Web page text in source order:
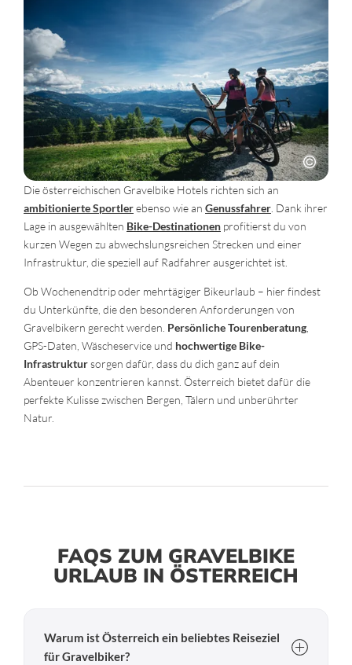
Die österreichischen Gravelbike Hotels richten sich an
ambitionierte Sportlerebenso wie an Genussfahrer. Dank ihrer
Lage in ausgewählten Bike-Destinationen profitierst du von
kurzen Wegen zu abwechslungsreichen Strecken und einer
Infrastruktur, die speziell auf Radfahrer ausgerichtet ist.
Ob Wochenendtrip oder mehrtägiger Bikeurlaub – hier findest
du Unterkünfte, die den besonderen Anforderungen von
Gravelbikern gerecht werden. Persönliche Tourenberatung,
GPS-Daten, Wäscheservice und hochwertige Bike-
Infrastruktursorgen dafür, dass du dich ganz auf dein
Abenteuer konzentrieren kannst. Österreich bietet dafür die
perfekte Kulisse zwischen Bergen, Tälern und unberührter
Natur.
FAQS ZUM GRAVELBIKE
URLAUB IN ÖSTERREICH
Warum ist Österreich ein beliebtes Reiseziel
für Gravelbiker?